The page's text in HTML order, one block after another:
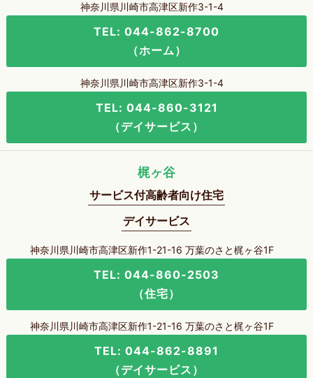
神奈川県川崎市高津区新作3-1-4
TEL: 044-862-8700
（ホーム）
神奈川県川崎市高津区新作3-1-4
TEL: 044-860-3121
（デイサービス）
梶ヶ谷
サービス付高齢者向け住宅
デイサービス
神奈川県川崎市高津区新作1-21-16 万葉のさと梶ヶ谷1F
TEL: 044-860-2503
（住宅）
神奈川県川崎市高津区新作1-21-16 万葉のさと梶ヶ谷1F
TEL: 044-862-8891
（デイサービス）